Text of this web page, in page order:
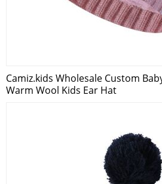
Camiz.kids Wholesale Custom
Warm Wool Kids Ear Hat